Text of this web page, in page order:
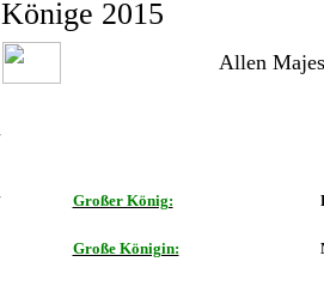
Könige 2015
Allen
Großer König:
Große Königin: